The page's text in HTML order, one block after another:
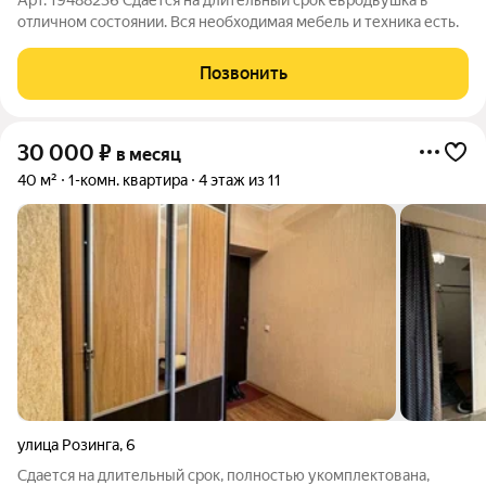
отличном состоянии. Вся необходимая мебель и техника есть.
Позвонить
30 000 ₽ в месяц
40 м² 1-комн. квартира 4 этаж из 11
улица Розинга,6
Сдается на длительный срок, полностью укомплектована,